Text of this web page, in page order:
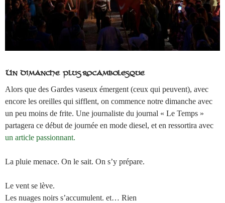
Un dimanche plus rocambolesque
Alors que des Gardes vaseux émergent (ceux qui peuvent), avec
encore les oreilles qui sifflent, on commence notre dimanche avec
un peu moins de frite. Une journaliste du journal « Le Temps »
partagera ce début de journée en mode diesel, et en ressortira avec
un article passionnant.
La pluie menace. On le sait. On s’y prépare.
Le vent se lève.
Les nuages noirs s’accumulent. et… Rien